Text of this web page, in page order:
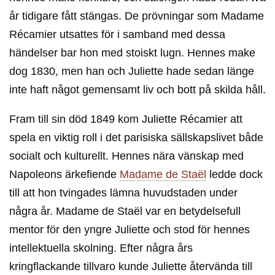
år tidigare fått stängas. De prövningar som Madame
Récamier utsattes för i samband med dessa
händelser bar hon med stoiskt lugn. Hennes make
dog 1830, men han och Juliette hade sedan länge
inte haft något gemensamt liv och bott på skilda håll.
Fram till sin död 1849 kom Juliette Récamier att
spela en viktig roll i det parisiska sällskapslivet både
socialt och kulturellt. Hennes nära vänskap med
Napoleons ärkefiende Madame de Staël ledde dock
till att hon tvingades lämna huvudstaden under
några år. Madame de Staël var en betydelsefull
mentor för den yngre Juliette och stod för hennes
intellektuella skolning. Efter några års
kringflackande tillvaro kunde Juliette återvända till